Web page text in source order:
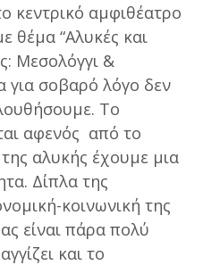
κεντρικό αμφιθέατρο
θέμα “Αλυκές και
Μεσολόγγι &
για σοβαρό λόγο δεν
Το
αφενός από το
αλυκής έχουμε μια
Δίπλα της
κοινωνική της
είναι πάρα πολύ
και το